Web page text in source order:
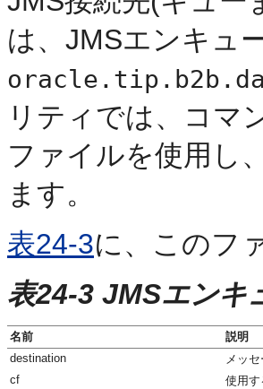
は、JMSエンキュ
リティでは、コマ
ファイルを使用し
ます。
表24-3に、このフ
表24-3 JMSエンキ
名前
説明
destination
メッ
cf
使用す